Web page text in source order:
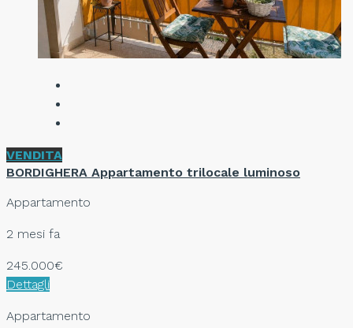
VENDITA
BORDIGHERA Appartamento trilocale luminoso
Appartamento
2 mesi fa
245.000€
Dettagli
Appartamento